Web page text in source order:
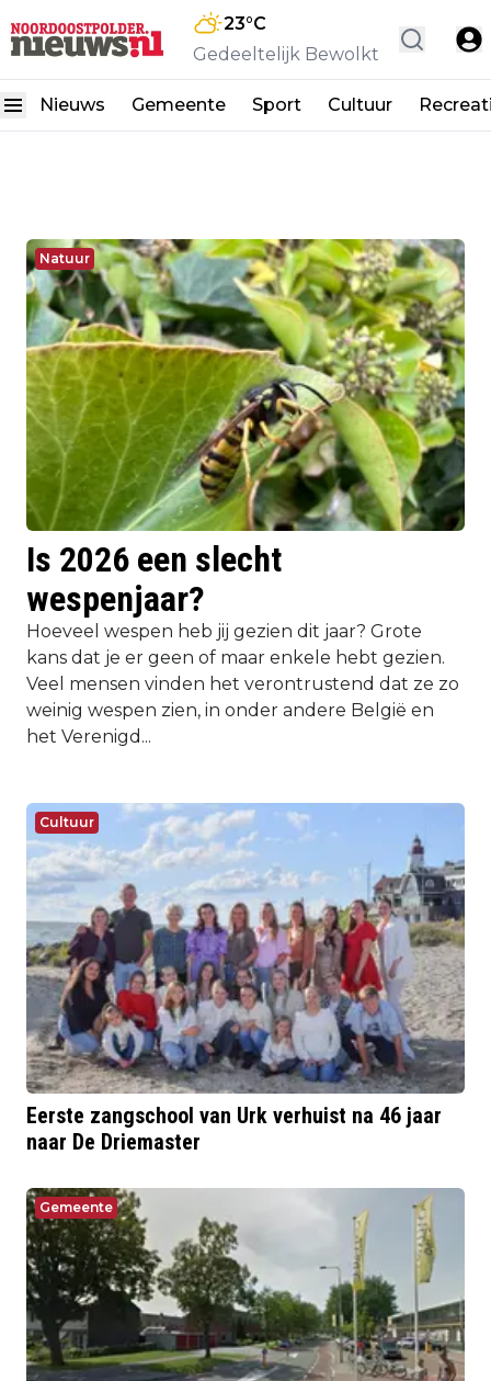
23°C
Gedeeltelijk Bewolkt
Nieuws Gemeente Sport Cultuur
Natuur
Is 2026 een slecht
wespenjaar?
Hoeveel wespen heb jij gezien dit jaar? Grote
kans dat je er geen of maar enkele hebt gezien.
Veel mensen vinden het verontrustend dat ze zo
weinig wespen zien, in onder andere België en
het Verenigd...
Cultuur
Eerste zangschool van Urk verhuist na 46 jaar
naar De Driemaster
Gemeente